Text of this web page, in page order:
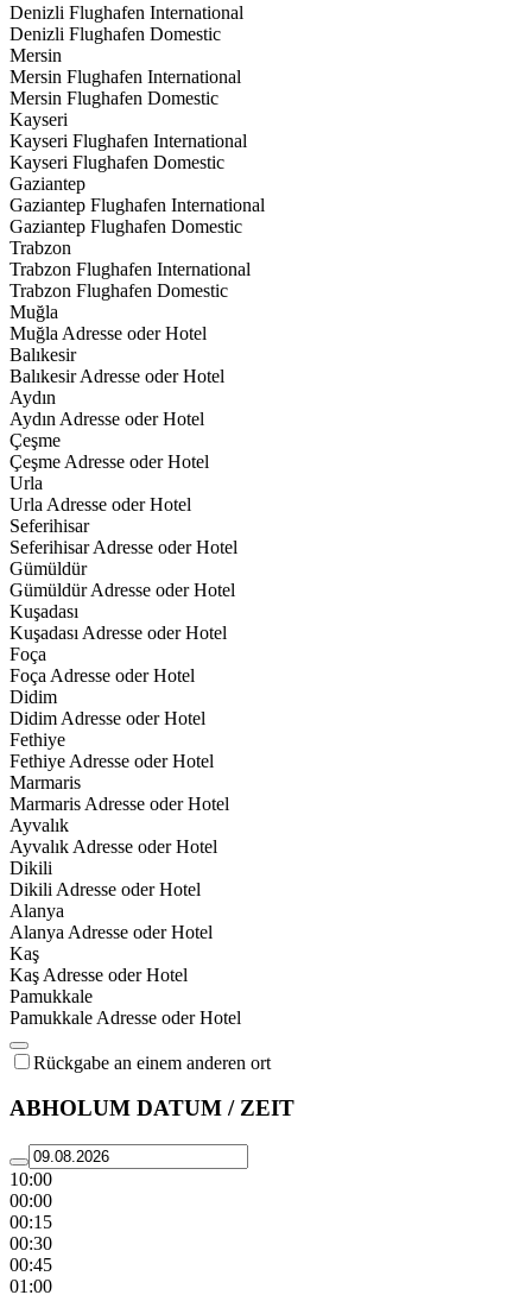
Denizli Flughafen International
Denizli Flughafen Domestic
Mersin
Mersin Flughafen International
Mersin Flughafen Domestic
Kayseri
Kayseri Flughafen International
Kayseri Flughafen Domestic
Gaziantep
Gaziantep Flughafen International
Gaziantep Flughafen Domestic
Trabzon
Trabzon Flughafen International
Trabzon Flughafen Domestic
Muğla
Muğla Adresse oder Hotel
Balıkesir
Balıkesir Adresse oder Hotel
Aydın
Aydın Adresse oder Hotel
Çeşme
Çeşme Adresse oder Hotel
Urla
Urla Adresse oder Hotel
Seferihisar
Seferihisar Adresse oder Hotel
Gümüldür
Gümüldür Adresse oder Hotel
Kuşadası
Kuşadası Adresse oder Hotel
Foça
Foça Adresse oder Hotel
Didim
Didim Adresse oder Hotel
Fethiye
Fethiye Adresse oder Hotel
Marmaris
Marmaris Adresse oder Hotel
Ayvalık
Ayvalık Adresse oder Hotel
Dikili
Dikili Adresse oder Hotel
Alanya
Alanya Adresse oder Hotel
Kaş
Kaş Adresse oder Hotel
Pamukkale
Pamukkale Adresse oder Hotel
Rückgabe an einem anderen ort
ABHOLUM DATUM / ZEIT
10:00
00:00
00:15
00:30
00:45
01:00